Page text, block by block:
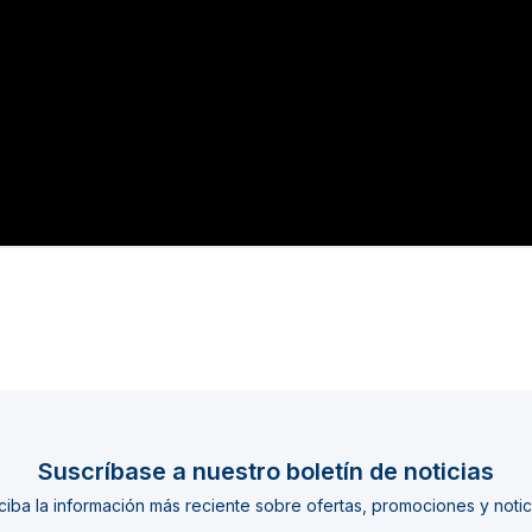
Suscríbase a nuestro boletín de noticias
la información más reciente sobre ofertas, promociones y